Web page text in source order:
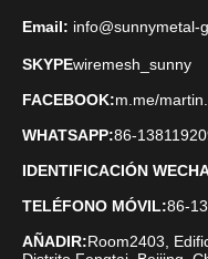
Email: info@sunnymetal-
SKYPEwiremesh_sunny
FACEBOOK:m.me/
WHATSAPP:86-
IDENTIFICACIÓN
TELÉFONO MÓVIL:86-
AÑADIR:Room2403,